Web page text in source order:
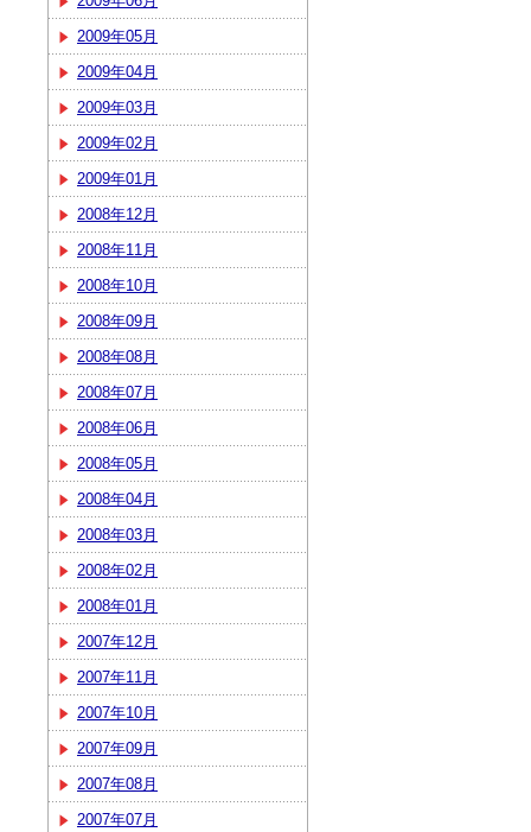
2009年05月
2009年04月
2009年03月
2009年02月
2009年01月
2008年12月
2008年11月
2008年10月
2008年09月
2008年08月
2008年07月
2008年06月
2008年05月
2008年04月
2008年03月
2008年02月
2008年01月
2007年12月
2007年11月
2007年10月
2007年09月
2007年08月
2007年07月